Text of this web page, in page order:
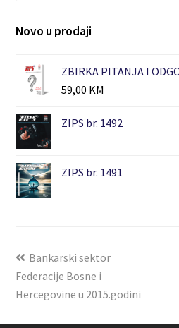
Novo u prodaji
ZBIRKA PITANJA I
59,00 KM
ZIPS br. 1492
ZIPS br. 1491
Bankarski sektor
Federacije Bosne i
Hercegovine u 2015.godini